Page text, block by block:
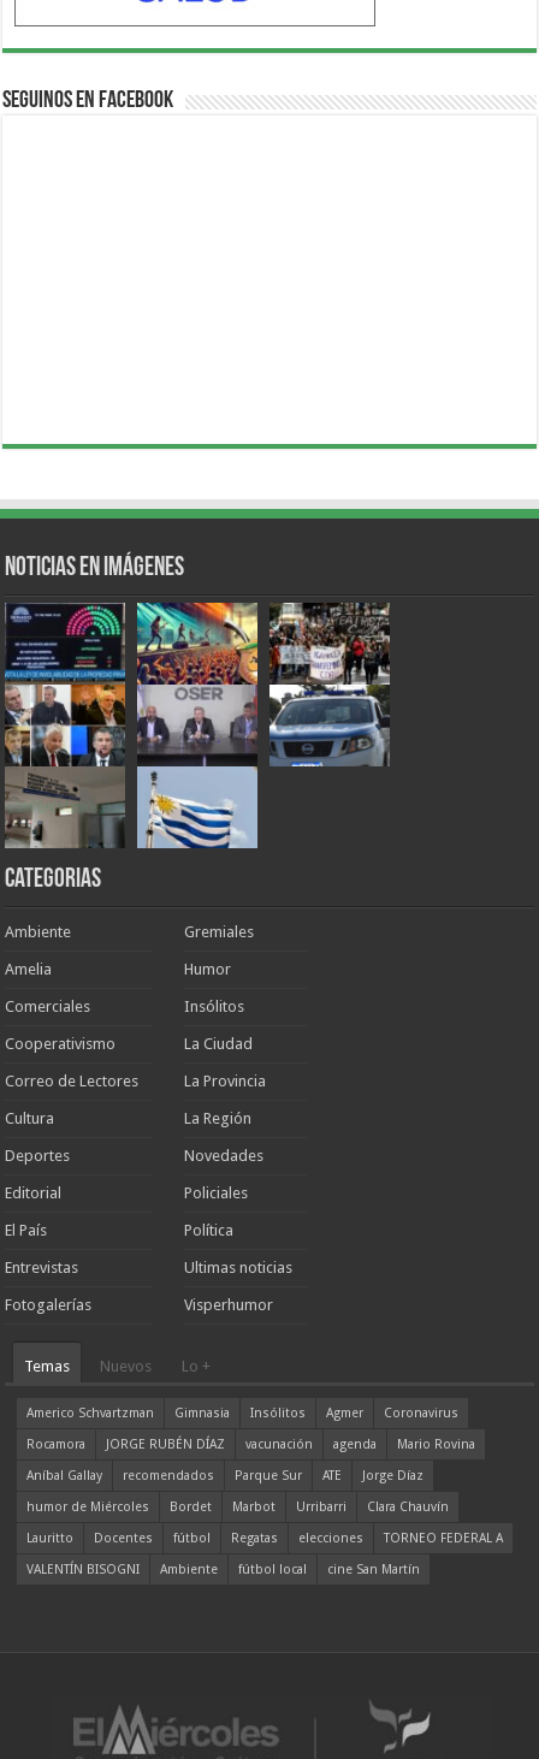
Seguinos en Facebook
Noticias en Imágenes
Categorias
Ambiente
Amelia
Comerciales
Cooperativismo
Correo de Lectores
Cultura
Deportes
Editorial
El País
Entrevistas
Fotogalerías
Gremiales
Humor
Insólitos
La Ciudad
La Provincia
La Región
Novedades
Policiales
Política
Ultimas noticias
Visperhumor
Temas Nuevos Lo +
Americo Schvartzman Gimnasia Insólitos Agmer
Coronavirus
Rocamora
JORGE RUBÉN DÍAZ vacunación agenda
Mario Rovina
Aníbal Gallay
recomendados Parque Sur ATE
Jorge Díaz
humor de Miércoles
Bordet Marbot Urribarri
Clara Chauvín
Lauritto
Docentes fútbol Regatas elecciones
TORNEO FEDERAL A
VALENTÍN BISOGNI
Ambiente fútbol local cine San Martín